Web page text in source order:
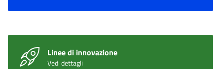
Linee di innovazione
Vedi dettagli